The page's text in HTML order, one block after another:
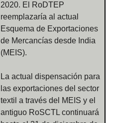
2020. El RoDTEP
reemplazaría al actual
Esquema de Exportaciones
de Mercancías desde India
(MEIS).
La actual dispensación para
las exportaciones del sector
textil a través del MEIS y el
antiguo RoSCTL continuará